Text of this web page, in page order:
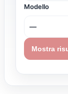
Modello
Mostra